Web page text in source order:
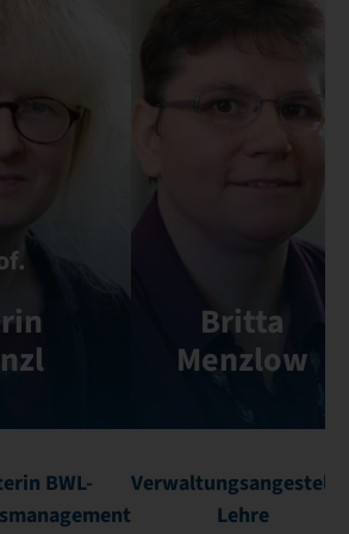
BWL-
Britta
Menzlow
Lehre